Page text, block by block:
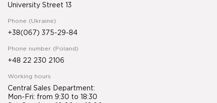
University Street 13
Phone (Ukraine)
+38(067) 375-29-84
Phone number (Poland)
+48 22 230 2106
Working hours
Central Sales Department:
Mon-Fri: from 9:30 to 18:30